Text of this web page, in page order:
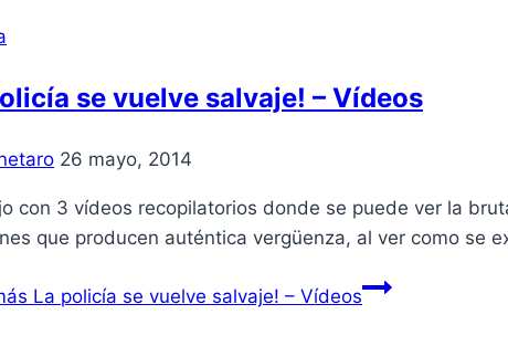
se vuelve salvaje! – Vídeos
26 mayo, 2014
con 3 vídeos recopilatorios donde se puede ver la
que producen auténtica vergüenza, al ver como se
La policía se vuelve salvaje! – Vídeos